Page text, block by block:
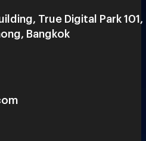
True Digital Park 101,
Bangkok